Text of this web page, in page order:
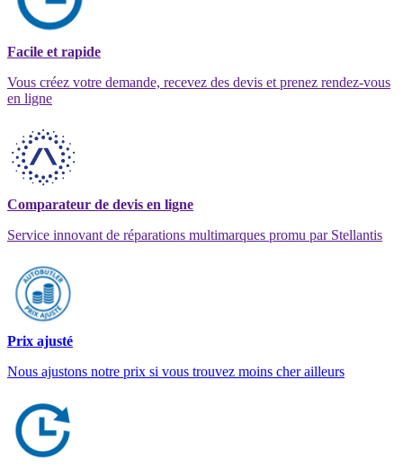
Facile et rapide
Vous créez votre demande, recevez des devis et prenez rendez-vous
en ligne
Comparateur de devis en ligne
Service innovant de réparations multimarques promu par Stellantis
Prix ajusté
Nous ajustons notre prix si vous trouvez moins cher ailleurs